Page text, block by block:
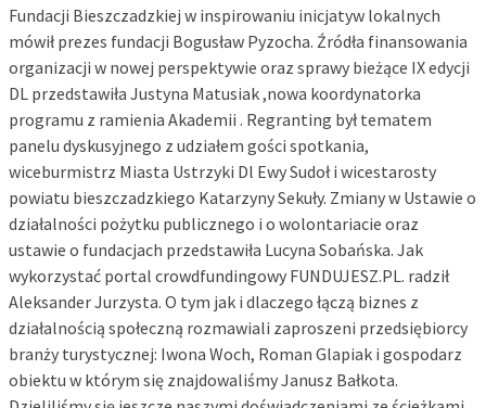
Fundacji Bieszczadzkiej w inspirowaniu inicjatyw lokalnych
mówił prezes fundacji Bogusław Pyzocha. Źródła finansowania
organizacji w nowej perspektywie oraz sprawy bieżące IX edycji
DL przedstawiła Justyna Matusiak ,nowa koordynatorka
programu z ramienia Akademii . Regranting był tematem
panelu dyskusyjnego z udziałem gości spotkania,
wiceburmistrz Miasta Ustrzyki Dl Ewy Sudoł i wicestarosty
powiatu bieszczadzkiego Katarzyny Sekuły. Zmiany w Ustawie o
działalności pożytku publicznego i o wolontariacie oraz
ustawie o fundacjach przedstawiła Lucyna Sobańska. Jak
wykorzystać portal crowdfundingowy FUNDUJESZ.PL. radził
Aleksander Jurzysta. O tym jak i dlaczego łączą biznes z
działalnością społeczną rozmawiali zaproszeni przedsiębiorcy
branży turystycznej: Iwona Woch, Roman Glapiak i gospodarz
obiektu w którym się znajdowaliśmy Janusz Bałkota.